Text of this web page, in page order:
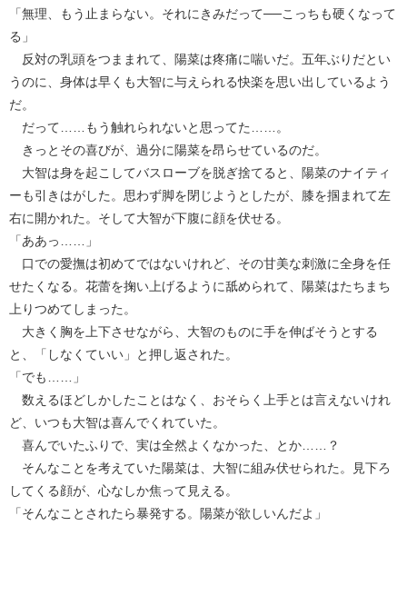
「無理、もう止まらない。それにきみだって──こっちも硬くなって
る」
反対の乳頭をつままれて、陽菜は疼痛に喘いだ。五年ぶりだとい
うのに、身体は早くも大智に与えられる快楽を思い出しているよう
だ。
だって……もう触れられないと思ってた……。
きっとその喜びが、過分に陽菜を昂らせているのだ。
大智は身を起こしてバスローブを脱ぎ捨てると、陽菜のナイティ
ーも引きはがした。思わず脚を閉じようとしたが、膝を掴まれて左
右に開かれた。そして大智が下腹に顔を伏せる。
「ああっ……」
口での愛撫は初めてではないけれど、その甘美な刺激に全身を任
せたくなる。花蕾を掬い上げるように舐められて、陽菜はたちまち
上りつめてしまった。
大きく胸を上下させながら、大智のものに手を伸ばそうとする
と、「しなくていい」と押し返された。
「でも……」
数えるほどしかしたことはなく、おそらく上手とは言えないけれ
ど、いつも大智は喜んでくれていた。
喜んでいたふりで、実は全然よくなかった、とか……？
そんなことを考えていた陽菜は、大智に組み伏せられた。見下ろ
してくる顔が、心なしか焦って見える。
「そんなことされたら暴発する。陽菜が欲しいんだよ」